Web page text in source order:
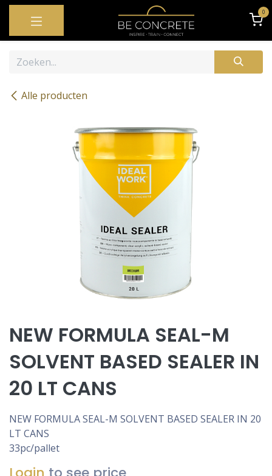
OVERSLAAN NAAR INHOUD 0
Alle producten
NEW FORMULA SEAL-M
SOLVENT BASED SEALER IN
20 LT CANS
NEW FORMULA SEAL-M SOLVENT BASED SEALER IN 20
LT CANS
33pc/pallet